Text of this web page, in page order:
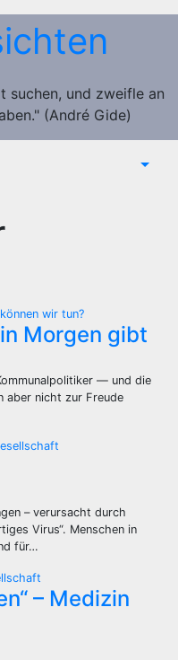
suchen, und zweifle an
(André Gide)
wir tun?
Morgen gibt
— und die
aber nicht zur Freude
– verursacht durch
Virus“. Menschen in
für…
– Medizin